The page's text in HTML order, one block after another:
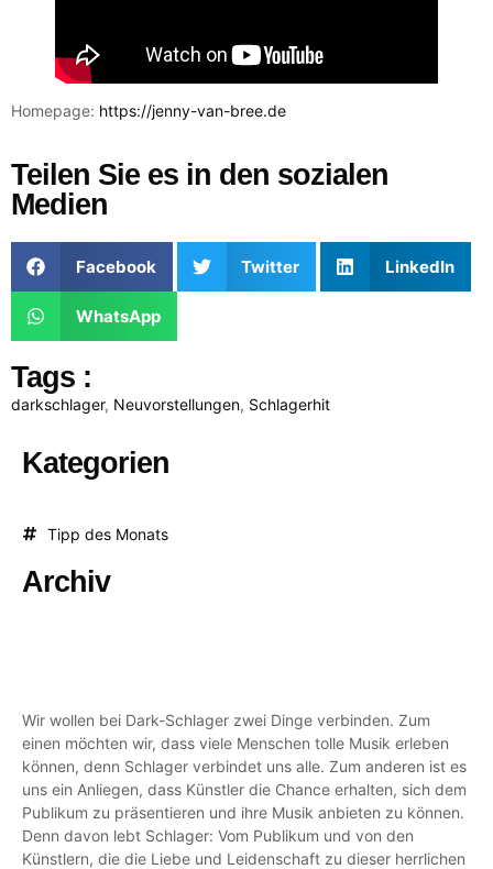
Homepage: https://jenny-van-bree.de
Teilen Sie es in den sozialen
Medien
Facebook Twitter LinkedIn
WhatsApp
Tags :
darkschlager, Neuvorstellungen, Schlagerhit
Kategorien
Tipp des Monats
Archiv
Wir wollen bei Dark-Schlager zwei Dinge verbinden. Zum
einen möchten wir, dass viele Menschen tolle Musik erleben
können, denn Schlager verbindet uns alle. Zum anderen ist es
uns ein Anliegen, dass Künstler die Chance erhalten, sich dem
Publikum zu präsentieren und ihre Musik anbieten zu können.
Denn davon lebt Schlager: Vom Publikum und von den
Künstlern, die die Liebe und Leidenschaft zu dieser herrlichen